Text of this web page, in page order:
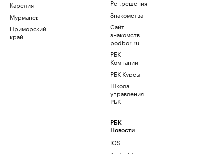
Карелия
Мурманск
Приморский
край
Рег.решения
Знакомства
Сайт
знакомств
podbor.ru
РБК
Компании
РБК Курсы
Школа
управления
РБК
РБК
Новости
iOS